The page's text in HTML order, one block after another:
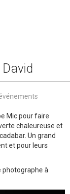
Mic pour faire
chaleureuse et
Un grand
et pour leurs
photographe à